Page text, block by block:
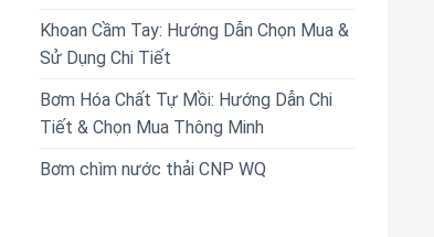
Khoan Cầm Tay: Hướng Dẫn Chọn Mua &
Sử Dụng Chi Tiết
Bơm Hóa Chất Tự Mồi: Hướng Dẫn Chi
Tiết & Chọn Mua Thông Minh
Bơm chìm nước thải CNP WQ